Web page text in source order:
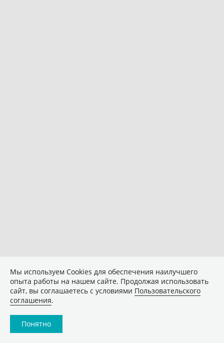
Мы используем Сookies для обеспечения наилучшего
опыта работы на нашем сайте. Продолжая использовать
сайт, вы соглашаетесь с условиями Пользовательского
соглашения.
Понятно